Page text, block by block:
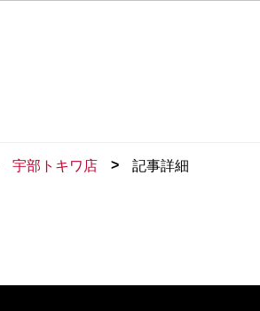
宇部トキワ店 > 記事詳細